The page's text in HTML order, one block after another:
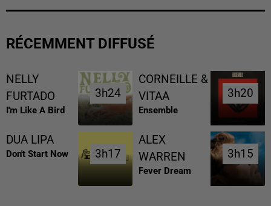
RÉCEMMENT DIFFUSÉ
NELLY
FURTADO
I'm Like A Bird
3h24
3h24
CORNEILLE &
VITAA
Ensemble
3h20
3h20
DUA LIPA
Don't Start Now 3h17
3h17
ALEX
WARREN
Fever Dream
3h15
3h15